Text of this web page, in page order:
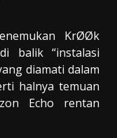
KrØØk
balik “instalasi
diamati dalam
halnya temuan
Echo rentan